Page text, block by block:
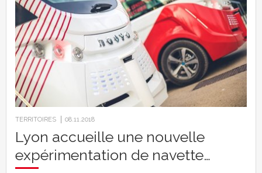
TERRITOIRES 08.11.2018
Lyon accueille une nouvelle
expérimentation de navette…